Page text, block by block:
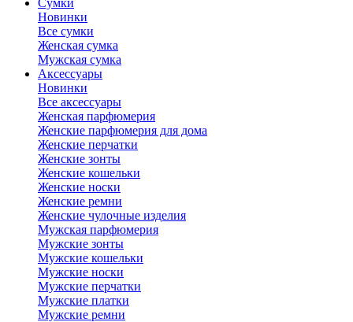
Сумки
Новинки
Все сумки
Женская сумка
Мужская сумка
Аксессуары
Новинки
Все аксессуары
Женская парфюмерия
Женские парфюмерия для дома
Женские перчатки
Женские зонты
Женские кошельки
Женские носки
Женские ремни
Женские чулочные изделия
Мужская парфюмерия
Мужские зонты
Мужские кошельки
Мужские носки
Мужские перчатки
Мужские платки
Мужские ремни